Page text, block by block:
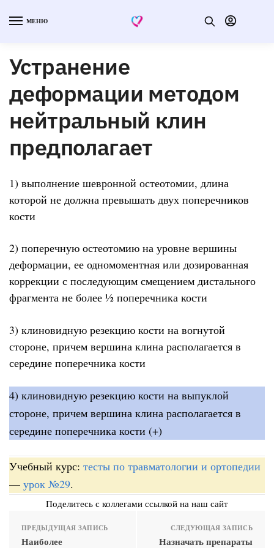
МЕНЮ
Устранение
деформации методом
нейтральный клин
предполагает
1) выполнение шевронной остеотомии, длина
которой не должна превышать двух поперечников
кости
2) поперечную остеотомию на уровне вершины
деформации, ее одномоментная или дозированная
коррекции с последующим смещением дистального
фрагмента не более ½ поперечника кости
3) клиновидную резекцию кости на вогнутой
стороне, причем вершина клина располагается в
середине поперечника кости
4) клиновидную резекцию кости на выпуклой
стороне, причем вершина клина располагается в
середине поперечника кости (+)
Учебный курс: тесты по травматологии и ортопедии
— урок №29.
Поделитесь с коллегами ссылкой на наш сайт
ПРЕДЫДУЩАЯ ЗАПИСЬ
Наиболее
СЛЕДУЮЩАЯ ЗАПИСЬ
Назначать препараты